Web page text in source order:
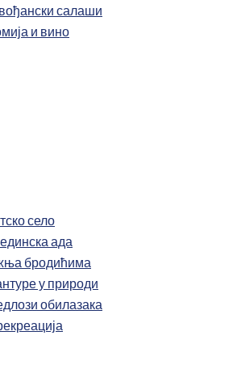
салаши
и вино
село
ада
бродићима
у природи
обилазака